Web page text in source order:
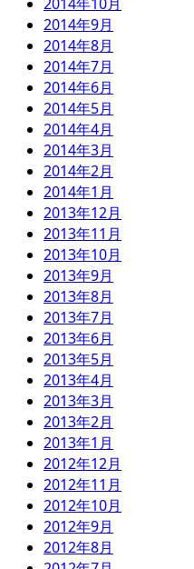
2014年9月
2014年8月
2014年7月
2014年6月
2014年5月
2014年4月
2014年3月
2014年2月
2014年1月
2013年12月
2013年11月
2013年10月
2013年9月
2013年8月
2013年7月
2013年6月
2013年5月
2013年4月
2013年3月
2013年2月
2013年1月
2012年12月
2012年11月
2012年10月
2012年9月
2012年8月